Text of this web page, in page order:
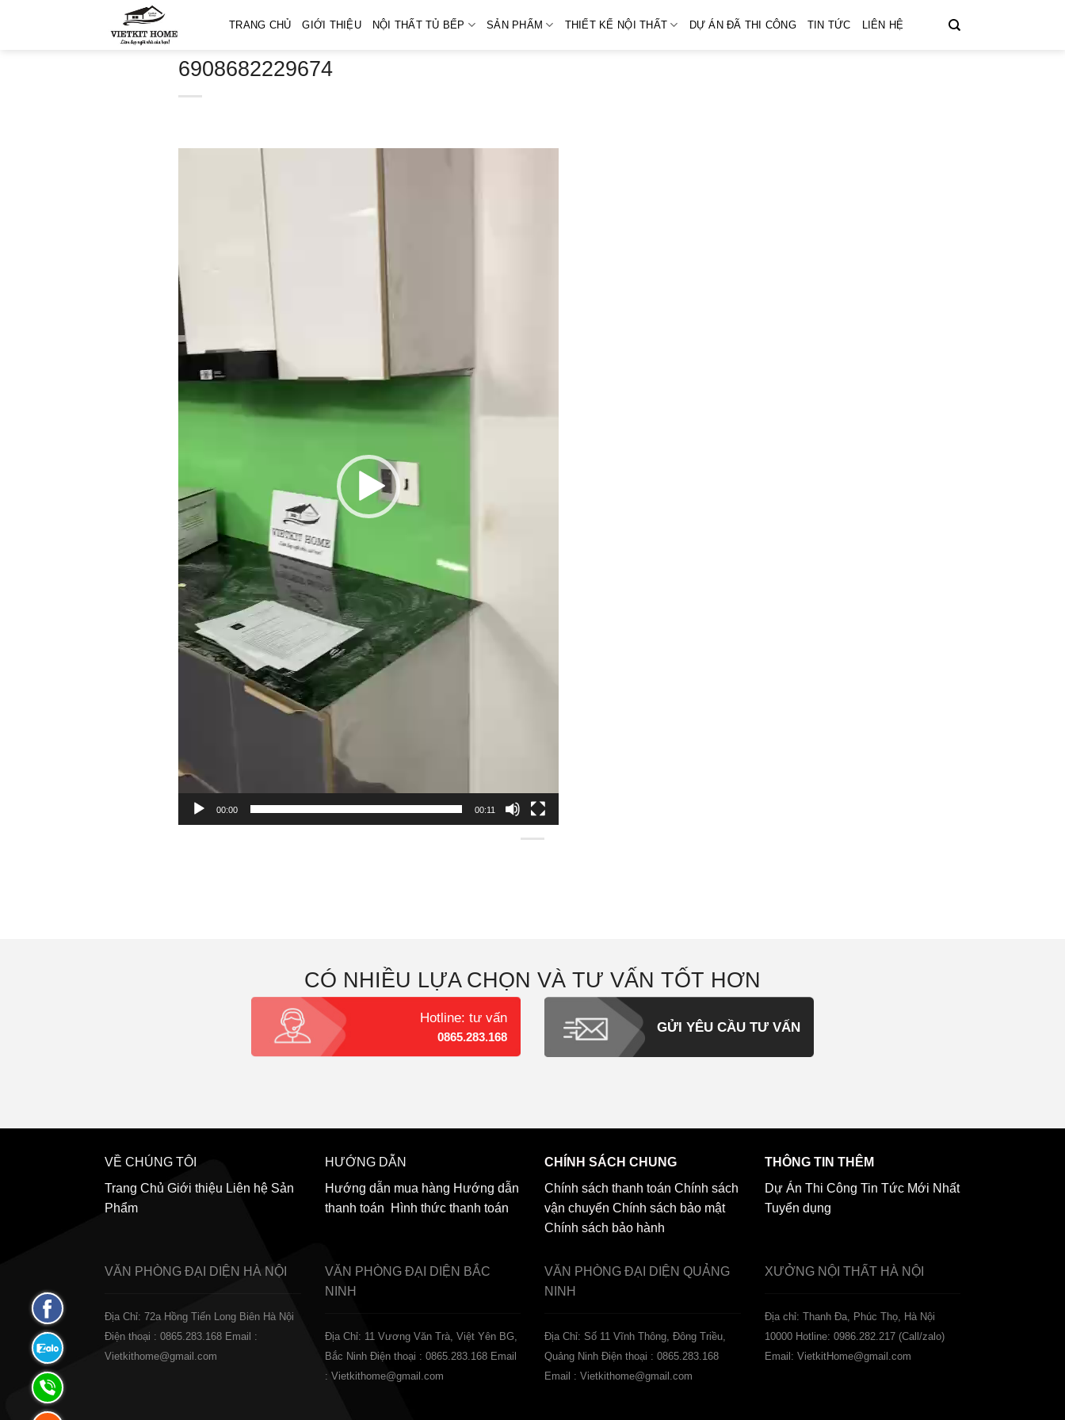
TRANG CHỦ GIỚI THIỆU NỘI THẤT TỦ BẾP SẢN PHẨM THIẾT KẾ NỘI THẤT DỰ ÁN ĐÃ THI CÔNG TIN TỨC LIÊN HỆ
6908682229674
00:00 00:11
CÓ NHIỀU LỰA CHỌN VÀ TƯ VẤN TỐT HƠN
Hotline: tư vấn
0865.283.168
GỬI YÊU CẦU TƯ VẤN
VỀ CHÚNG TÔI
Trang Chủ Giới thiệu Liên hệ Sản
Phẩm
HƯỚNG DẪN
Hướng dẫn mua hàng Hướng dẫn
thanh toán
Hình thức thanh toán
CHÍNH SÁCH CHUNG
Chính sách thanh toán Chính sách
vận chuyển Chính sách bảo mật
Chính sách bảo hành
THÔNG TIN THÊM
Dự Án Thi Công Tin Tức Mới Nhất
Tuyển dụng
VĂN PHÒNG ĐẠI DIỆN HÀ NỘI
Địa Chỉ: 72a Hồng Tiến Long Biên Hà Nội
Điện thoại : 0865.283.168 Email :
Vietkithome@gmail.com
VĂN PHÒNG ĐẠI DIỆN BẮC
NINH
Địa Chỉ: 11 Vương Văn Trà, Việt Yên BG,
Bắc Ninh Điện thoại : 0865.283.168 Email
: Vietkithome@gmail.com
VĂN PHÒNG ĐẠI DIỆN QUẢNG
NINH
Địa Chỉ: Số 11 Vĩnh Thông, Đông Triều,
Quảng Ninh Điện thoại : 0865.283.168
Email : Vietkithome@gmail.com
XƯỞNG NỘI THẤT HÀ NỘI
️Địa chỉ: Thanh Đa, Phúc Thọ, Hà Nội
10000 Hotline: 0986.282.217 (Call/zalo)
Email: VietkitHome@gmail.com
Fanpage
Facebook
Zalo:
0865.283.168
Hotline:
0865.283.168